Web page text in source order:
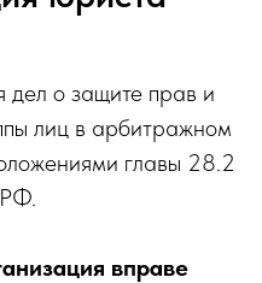
дел о защите прав и
лиц в арбитражном
главы 28.2
вправе